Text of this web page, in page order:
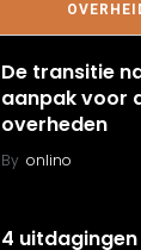
De transitie
aanpak voor
overheden
By onlino
4